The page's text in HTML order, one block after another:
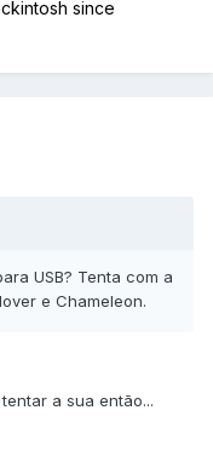
since
USB? Tenta com a
e Chameleon.
a sua então...